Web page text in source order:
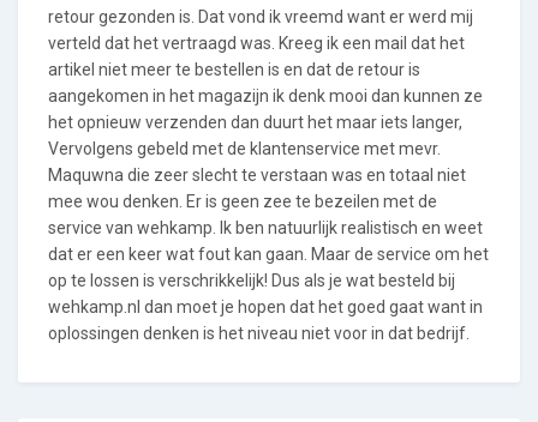
retour gezonden is. Dat vond ik vreemd want er werd mij
verteld dat het vertraagd was. Kreeg ik een mail dat het
artikel niet meer te bestellen is en dat de retour is
aangekomen in het magazijn ik denk mooi dan kunnen ze
het opnieuw verzenden dan duurt het maar iets langer,
Vervolgens gebeld met de klantenservice met mevr.
Maquwna die zeer slecht te verstaan was en totaal niet
mee wou denken. Er is geen zee te bezeilen met de
service van wehkamp. Ik ben natuurlijk realistisch en weet
dat er een keer wat fout kan gaan. Maar de service om het
op te lossen is verschrikkelijk! Dus als je wat besteld bij
wehkamp.nl dan moet je hopen dat het goed gaat want in
oplossingen denken is het niveau niet voor in dat bedrijf.